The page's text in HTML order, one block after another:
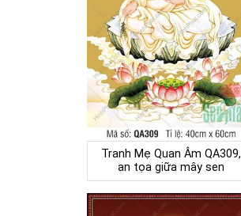
Tranh Mẹ Quan Âm QA309,
an tọa giữa mây sen